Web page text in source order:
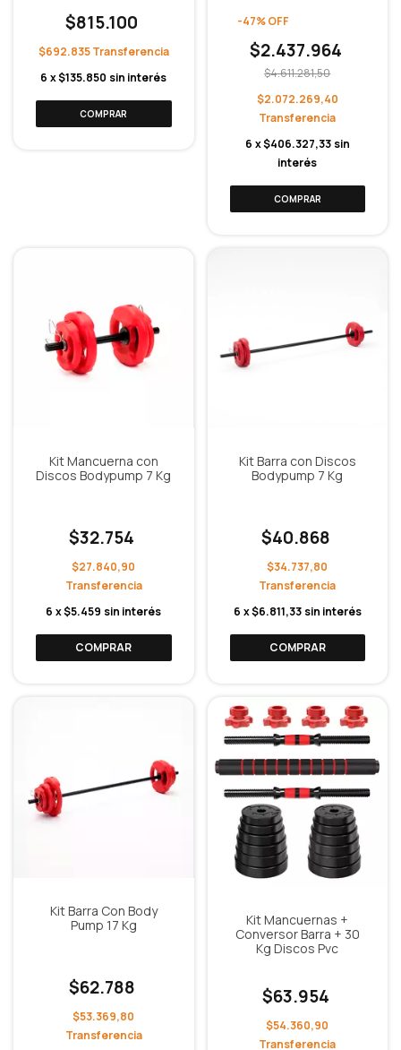
$815.100
$692.835
6 x$135.850 sin interés
-47%OFF
$2.437.964
$4.611.281,50
$2.072.269,40
6 x$406.327,33 sin
interés
Kit Mancuerna con
Discos Bodypump 7 Kg
$32.754
$27.840,90
6 x$5.459 sin interés
COMPRAR
Kit Barra con Discos
Bodypump 7 Kg
$40.868
$34.737,80
6 x$6.811,33 sin interés
COMPRAR
Kit Barra Con Body
Pump 17 Kg
$62.788
$53.369,80
Kit Mancuernas +
Conversor Barra + 30
Kg Discos Pvc
$63.954
$54.360,90